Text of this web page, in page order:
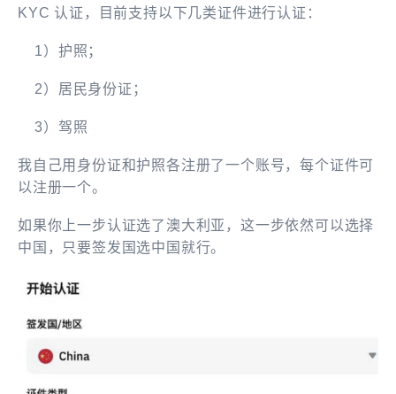
KYC 认证，目前支持以下几类证件进行认证：
1）护照；
2）居民身份证；
3）驾照
我自己用身份证和护照各注册了一个账号，每个证件可
以注册一个。
如果你上一步认证选了澳大利亚，这一步依然可以选择
中国，只要签发国选中国就行。